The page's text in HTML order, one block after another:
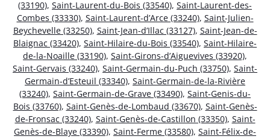
(33190), Saint-Laurent-du-Bois (33540), Saint-Laurent-des-
Combes (33330), Saint-Laurent-d’Arce (33240), Saint-Julien-
Beychevelle (33250), Saint-Jean-d’Illac (33127), Saint-Jean-de-
Blaignac (33420), Saint-Hilaire-du-Bois (33540), Saint-Hilaire-
de-la-Noaille (33190), Saint-Girons-d’Aiguevives (33920),
Saint-Gervais (33240), Saint-Germain-du-Puch (33750), Saint-
Germain-d’Esteuil (33340), Saint-Germain-de-la-Rivière
(33240), Saint-Germain-de-Grave (33490), Saint-Genis-du-
Bois (33760), Saint-Genès-de-Lombaud (33670), Saint-Genès-
de-Fronsac (33240), Saint-Genès-de-Castillon (33350), Saint-
Genès-de-Blaye (33390), Saint-Ferme (33580), Saint-Félix-de-